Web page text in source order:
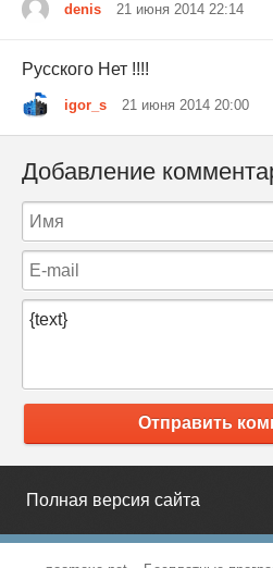
denis 21 июня 2014 22:14
Русского Нет !!!!
igor_s 21 июня 2014 20:00
Добавление
Отправить
Полная версия сайта